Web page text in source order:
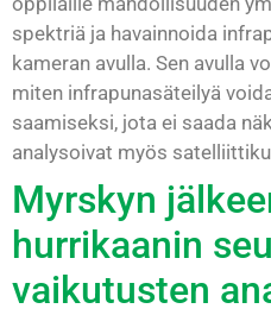
spektriä ja havainnoida
kameran avulla. Sen avulla
miten infrapunasäteilyä
saamiseksi, jota ei saada
analysoivat myös
Myrskyn
hurrikaanin
vaikutusten